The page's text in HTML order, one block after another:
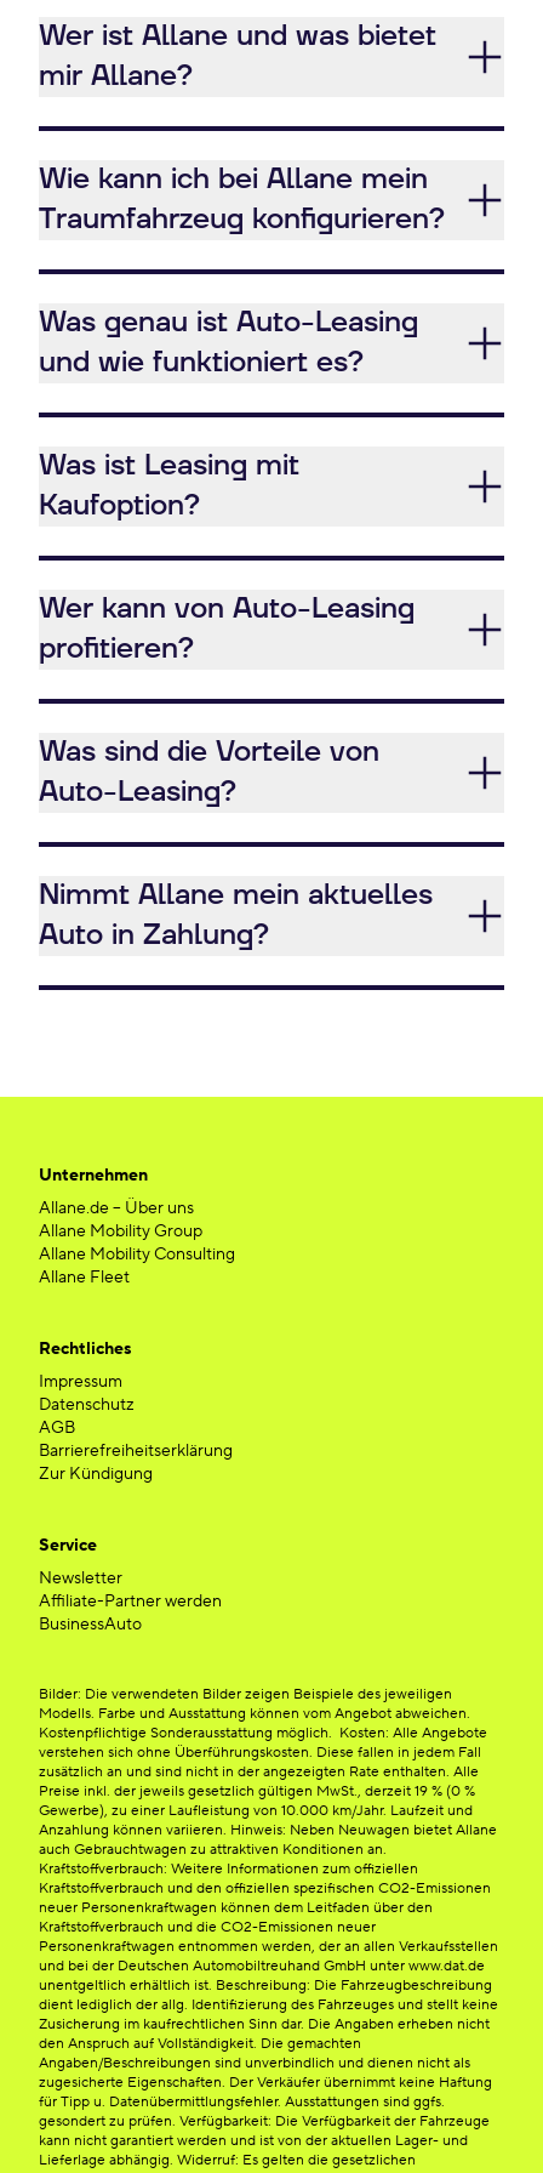
Wer ist Allane und was bietet
mir Allane?
Wie kann ich bei Allane mein
Traumfahrzeug konfigurieren?
Was genau ist Auto-Leasing
und wie funktioniert es?
Was ist Leasing mit
Kaufoption?
Wer kann von Auto-Leasing
profitieren?
Was sind die Vorteile von
Auto-Leasing?
Nimmt Allane mein aktuelles
Auto in Zahlung?
Unternehmen
Allane.de – Über uns
Allane Mobility Group
Allane Mobility Consulting
Allane Fleet
Rechtliches
Impressum
Datenschutz
AGB
Barrierefreiheitserklärung
Zur Kündigung
Service
Newsletter
Affiliate-Partner werden
BusinessAuto
Bilder: Die verwendeten Bilder zeigen Beispiele des jeweiligen
Modells. Farbe und Ausstattung können vom Angebot abweichen.
Kostenpflichtige Sonderausstattung möglich. Kosten: Alle Angebote
verstehen sich ohne Überführungskosten. Diese fallen in jedem Fall
zusätzlich an und sind nicht in der angezeigten Rate enthalten. Alle
Preise inkl. der jeweils gesetzlich gültigen MwSt., derzeit 19 % (0 %
Gewerbe), zu einer Laufleistung von 10.000 km/Jahr. Laufzeit und
Anzahlung können variieren. Hinweis: Neben Neuwagen bietet Allane
auch Gebrauchtwagen zu attraktiven Konditionen an.
Kraftstoffverbrauch: Weitere Informationen zum offiziellen
Kraftstoffverbrauch und den offiziellen spezifischen CO2-Emissionen
neuer Personenkraftwagen können dem Leitfaden über den
Kraftstoffverbrauch und die CO2-Emissionen neuer
Personenkraftwagen entnommen werden, der an allen Verkaufsstellen
und bei der Deutschen Automobiltreuhand GmbH unter www.dat.de
unentgeltlich erhältlich ist. Beschreibung: Die Fahrzeugbeschreibung
dient lediglich der allg. Identifizierung des Fahrzeuges und stellt keine
Zusicherung im kaufrechtlichen Sinn dar. Die Angaben erheben nicht
den Anspruch auf Vollständigkeit. Die gemachten
Angaben/Beschreibungen sind unverbindlich und dienen nicht als
zugesicherte Eigenschaften. Der Verkäufer übernimmt keine Haftung
für Tipp u. Datenübermittlungsfehler. Ausstattungen sind ggfs.
gesondert zu prüfen. Verfügbarkeit: Die Verfügbarkeit der Fahrzeuge
kann nicht garantiert werden und ist von der aktuellen Lager- und
Lieferlage abhängig. Widerruf: Es gelten die gesetzlichen